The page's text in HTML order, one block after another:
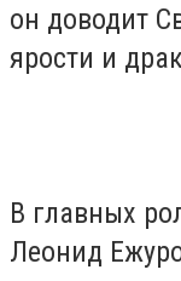
он доводит
ярости и
В главных
Леонид